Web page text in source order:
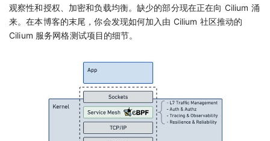
观察性和授权、加密和负载均衡。缺少的部分现在正在向 Cilium 涌
来。在本博客的末尾，你会发现如何加入由 Cilium 社区推动的
Cilium 服务网格测试项目的细节。